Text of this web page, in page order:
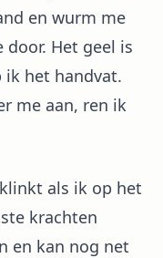
en wurm me
Het geel is
het handvat.
me aan, ren ik
als ik op het
krachten
en kan nog net